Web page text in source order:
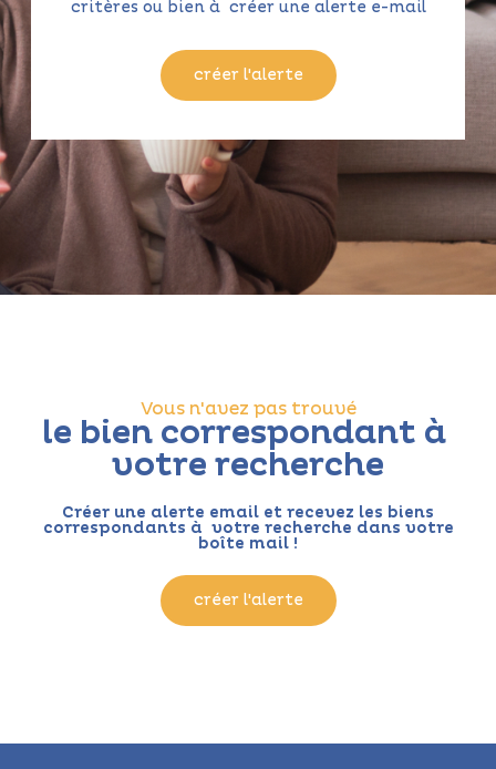
critères ou bien à créer une alerte e-mail
créer l'alerte
Vous n'avez pas trouvé
le bien correspondant à
votre recherche
Créer une alerte email et recevez les biens
correspondants à votre recherche dans votre
boîte mail !
créer l'alerte